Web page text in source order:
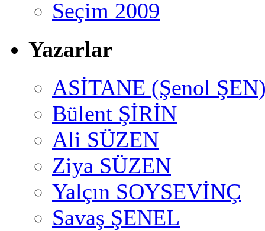
Seçim 2009
Yazarlar
ASİTANE (Şenol
Bülent ŞİRİN
Ali SÜZEN
Ziya SÜZEN
Yalçın SOYSEVİNÇ
Savaş ŞENEL